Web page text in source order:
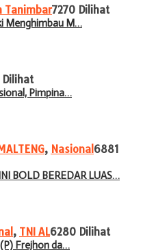
Tanimbar7270 Dilihat
Menghimbau M…
Dilihat
Pimpina…
, Nasional 6881
BOLD BEREDAR LUAS…
, TNI AL6280 Dilihat
Frejhon da…